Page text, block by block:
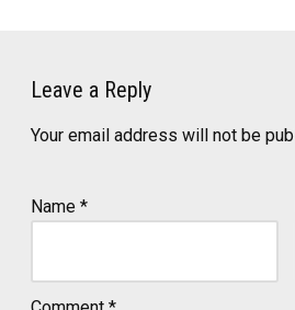
Leave a Reply
Your email address will not be
Name *